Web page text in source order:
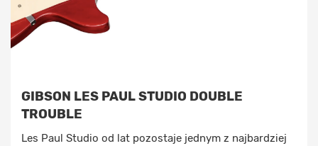
GIBSON LES PAUL STUDIO DOUBLE
TROUBLE
Les Paul Studio od lat pozostaje jednym z najbardziej